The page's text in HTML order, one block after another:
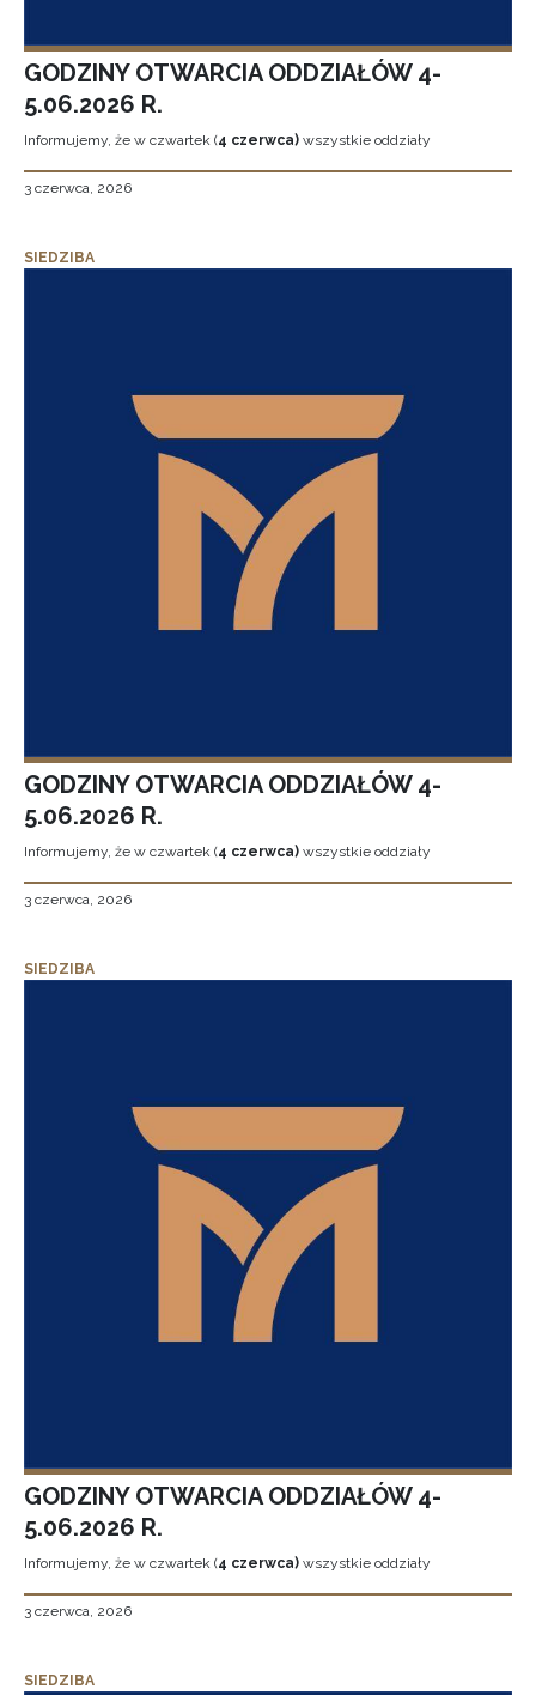
GODZINY OTWARCIA ODDZIAŁÓW 4-
5.06.2026 R.
Informujemy, że w czwartek (4 czerwca) wszystkie oddziały
3 czerwca, 2026
SIEDZIBA
GODZINY OTWARCIA ODDZIAŁÓW 4-
5.06.2026 R.
Informujemy, że w czwartek (4 czerwca) wszystkie oddziały
3 czerwca, 2026
SIEDZIBA
GODZINY OTWARCIA ODDZIAŁÓW 4-
5.06.2026 R.
Informujemy, że w czwartek (4 czerwca) wszystkie oddziały
3 czerwca, 2026
SIEDZIBA